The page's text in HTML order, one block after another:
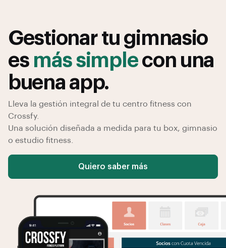
Gestionar tu gimnasio
es más simplecon una
buena app.
Lleva la gestión integral de tu centro fitness con
Crossfy.
Una solución diseñada a medida para tu box, gimnasio
o estudio fitness.
Quiero saber más